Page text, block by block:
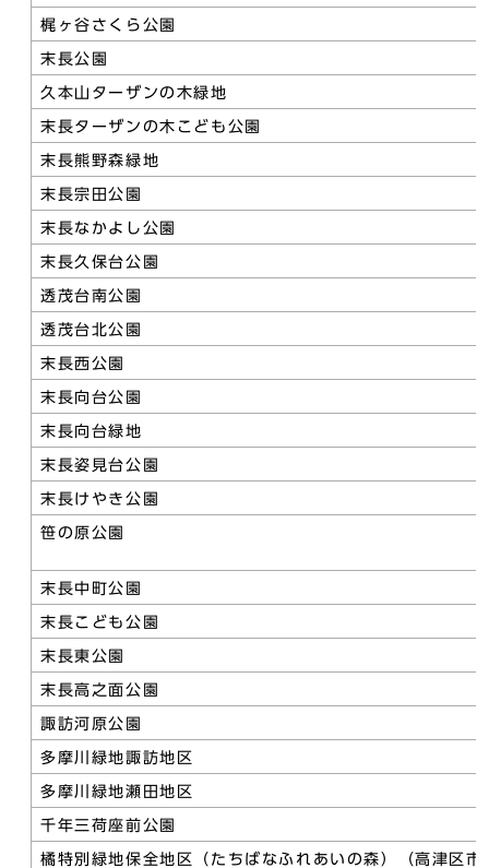
梶ヶ谷さくら公園
末長公園
久本山ターザンの木緑地
末長ターザンの木こども公園
末長熊野森緑地
末長宗田公園
末長なかよし公園
末長久保台公園
透茂台南公園
透茂台北公園
末長西公園
末長向台公園
末長向台緑地
末長姿見台公園
末長けやき公園
笹の原公園
末長中町公園
末長こども公園
末長東公園
末長高之面公園
諏訪河原公園
多摩川緑地諏訪地区
多摩川緑地瀬田地区
千年三荷座前公園
橘特別緑地保全地区（たちばなふれあいの森）（高津区市